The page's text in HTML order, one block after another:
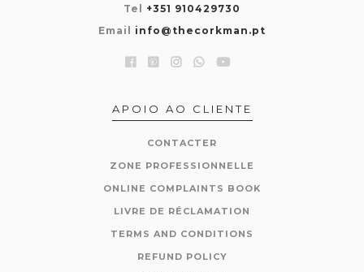
Tel +351 910429730
Email info@thecorkman.pt
APOIO AO CLIENTE
CONTACTER
ZONE PROFESSIONNELLE
ONLINE COMPLAINTS BOOK
LIVRE DE RÉCLAMATION
TERMS AND CONDITIONS
REFUND POLICY